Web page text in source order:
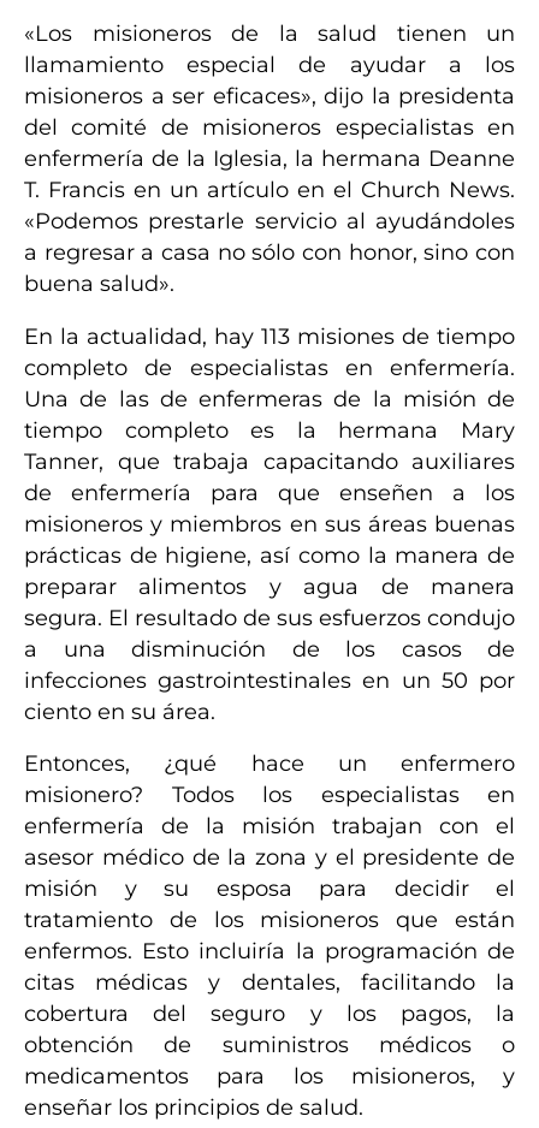
«Los misioneros de la salud tienen un
llamamiento especial de ayudar a los
misioneros a ser eficaces», dijo la presidenta
del comité de misioneros especialistas en
enfermería de la Iglesia, la hermana Deanne
T. Francis en un artículo en el Church News.
«Podemos prestarle servicio al ayudándoles
a regresar a casa no sólo con honor, sino con
buena salud».
En la actualidad, hay 113 misiones de tiempo
completo de especialistas en enfermería.
Una de las de enfermeras de la misión de
tiempo completo es la hermana Mary
Tanner, que trabaja capacitando auxiliares
de enfermería para que enseñen a los
misioneros y miembros en sus áreas buenas
prácticas de higiene, así como la manera de
preparar alimentos y agua de manera
segura. El resultado de sus esfuerzos condujo
a una disminución de los casos de
infecciones gastrointestinales en un 50 por
ciento en su área.
Entonces, ¿qué hace un enfermero
misionero? Todos los especialistas en
enfermería de la misión trabajan con el
asesor médico de la zona y el presidente de
misión y su esposa para decidir el
tratamiento de los misioneros que están
enfermos. Esto incluiría la programación de
citas médicas y dentales, facilitando la
cobertura del seguro y los pagos, la
obtención de suministros médicos o
medicamentos para los misioneros, y
enseñar los principios de salud.